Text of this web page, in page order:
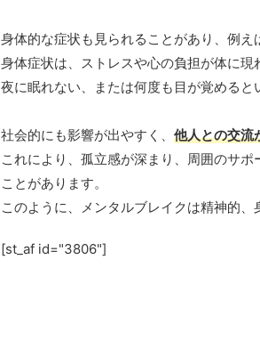
身体的な症状も見られることがあり、例え
身体症状は、ストレスや心の負担が体に現
夜に眠れない、または何度も目が覚めると
社会的にも影響が出やすく、 他人との交流
これにより、孤立感が深まり、周囲のサ
ことがあります。
このように、メンタルブレイクは精神的
[st_af id="3806"]